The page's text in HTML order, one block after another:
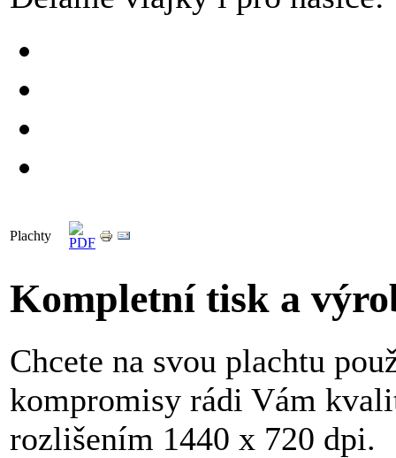
Plachty
Kompletní tisk a
Chcete na svou plachtu
kompromisy rádi Vám
rozlišením 1440 x 720 dpi.